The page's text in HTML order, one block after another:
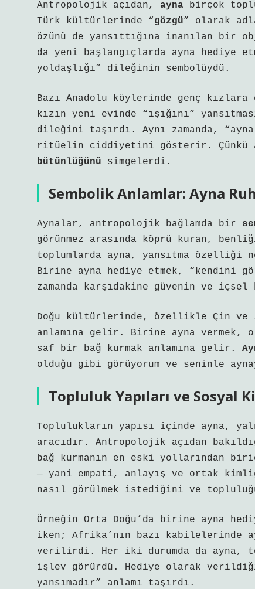
Antropolojik açıdan, ayna birçok
Türk kültürlerinde “gözgü” olarak
özünü de yansıttığına inanılan bir
da yeni başlangıçlarda ayna hediye
yoldaşlığı” dileğinin sembolüydü.
Bazı Anadolu köylerinde genç
kızın yeni evinde “ışığını”
dileğini taşırdı. Aynı zamanda,
ritüelin ciddiyetini gösterir. Çünkü
bütünlüğünü simgelerdi.
Sembolik Anlamlar: Ayna
Aynalar, antropolojik bağlamda bir
görünmez arasında köprü kuran,
toplumlarda ayna, yansıtma özelliği
Birine ayna hediye etmek, “kendini
zamanda karşıdakine güvenin ve içsel
Doğu kültürlerinde, özellikle Çin ve
anlamına gelir. Birine ayna vermek,
saf bir bağ kurmak anlamına gelir.
olduğu gibi görüyorum ve seninle
Topluluk Yapıları ve Sosyal
Toplulukların yapısı içinde ayna,
aracıdır. Antropolojik açıdan
bağ kurmanın en eski yollarından
— yani empati, anlayış ve ortak
nasıl görülmek istediğini ve
Örneğin Orta Doğu’da birine ayna
iken; Afrika’nın bazı kabilelerinde
verilirdi. Her iki durumda da ayna,
işlev görürdü. Hediye olarak
yansımadır” anlamı taşırdı.